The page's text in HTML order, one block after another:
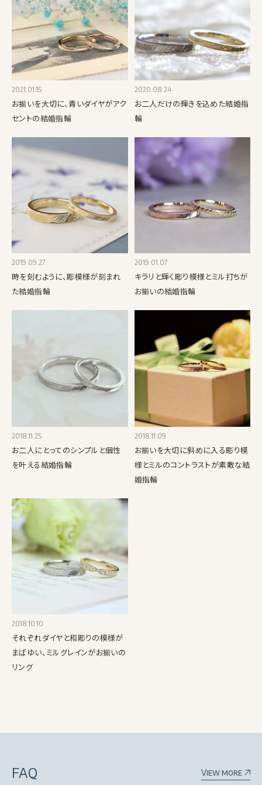
2021.01.15
お揃いを大切に、青いダイヤがアク
セントの結婚指輪
2020.08.24
お二人だけの輝きを込めた結婚指
輪
2019.09.27
時を刻むように、彫模様が刻まれ
た結婚指輪
2019.01.07
キラリと輝く彫り模様とミル打ちが
お揃いの結婚指輪
2018.11.25
お二人にとってのシンプルと個性
を叶える結婚指輪
2018.11.09
お揃いを大切に斜めに入る彫り模
様とミルのコントラストが素敵な結
婚指輪
2018.10.10
それぞれダイヤと和彫りの模様が
まばゆい、ミルグレインがお揃いの
リング
FAQ View more